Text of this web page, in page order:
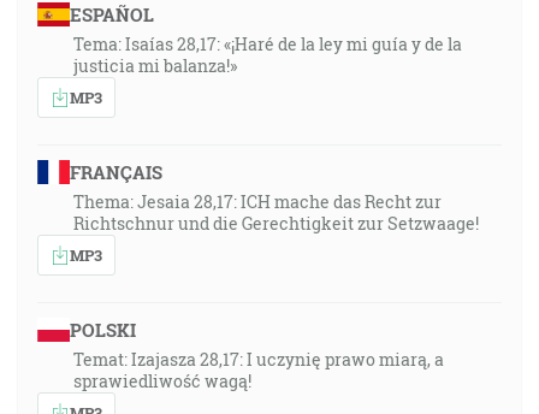
ESPAÑOL
Tema: Isaías 28,17: «¡Haré de la ley mi guía y de la
justicia mi balanza!»
MP3
FRANÇAIS
Thema: Jesaia 28,17: ICH mache das Recht zur
Richtschnur und die Gerechtigkeit zur Setzwaage!
MP3
POLSKI
Temat: Izajasza 28,17: I uczynię prawo miarą, a
sprawiedliwość wagą!